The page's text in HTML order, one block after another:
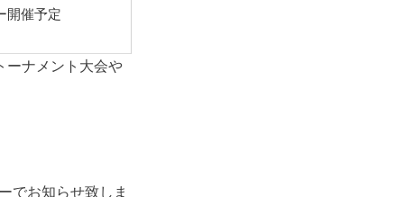
開催予定
ナメント大会や
でお知らせ致しま